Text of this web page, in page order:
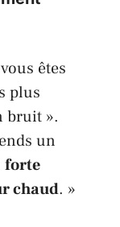
êtes
plus
bruit ».
un
forte
chaud. »